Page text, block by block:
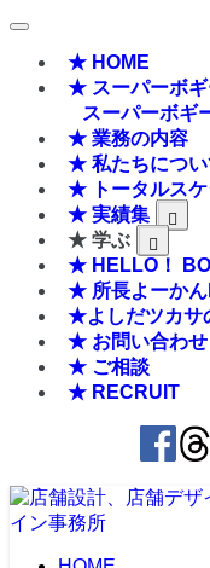
★ HOME
★ スーパーボギ
スーパーボギ
★ 業務の内容
★ 私たちについ
★ トータルスケ
★ 実績集
★ 学ぶ
★ HELLO！
★ 所長よーか
★よしだツカサ
★ お問い合わせ
★ ご相談
★ RECRUIT